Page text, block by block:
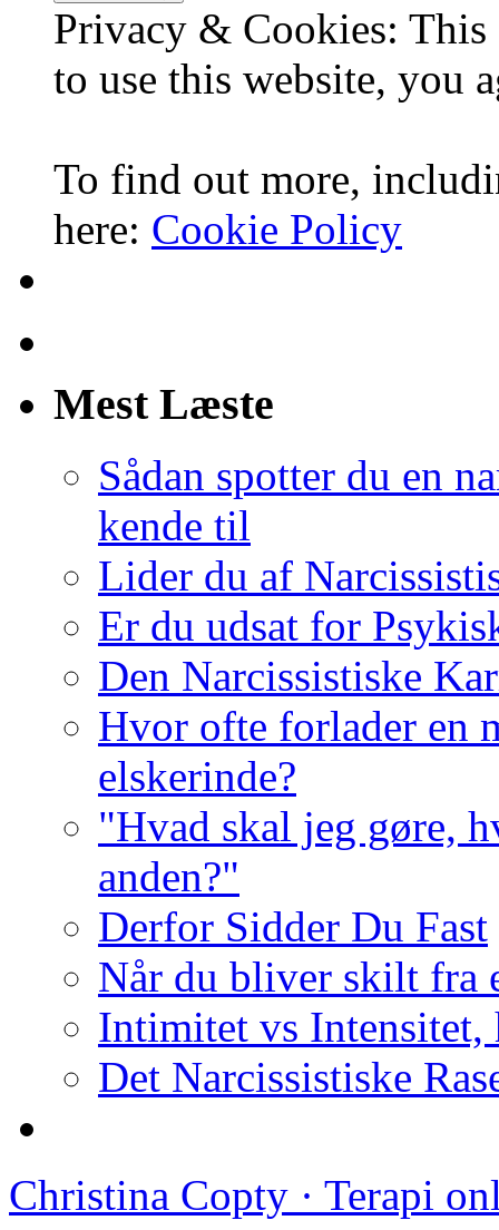
Privacy & Cookies:
to use this website, you
To find out more,
here: Cookie Policy
Mest Læste
Sådan spotter du en
kende til
Lider du af
Er du udsat for
Den Narcissistiske
Hvor ofte forlader en
elskerinde?
"Hvad skal jeg gøre,
anden?"
Derfor Sidder Du Fast
Når du bliver skilt fra
Intimitet vs Intensitet,
Det Narcissistiske
Christina Copty · Terapi